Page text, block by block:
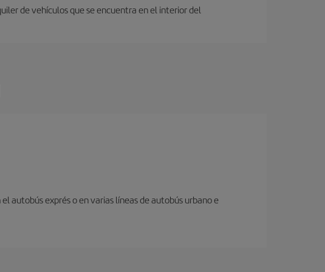
de vehículos que se encuentra en el interior del
autobús exprés o en varias líneas de autobús urbano e